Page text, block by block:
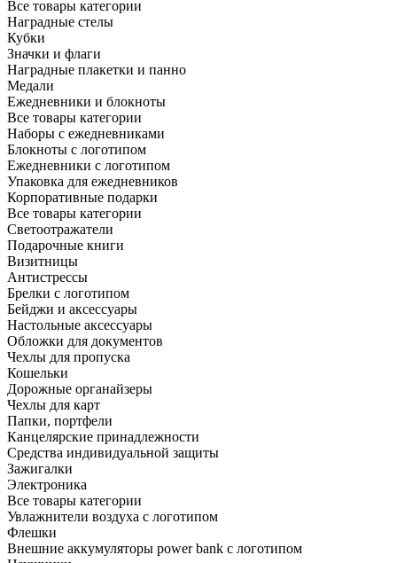
Все товары категории
Наградные стелы
Кубки
Значки и флаги
Наградные плакетки и панно
Медали
Ежедневники и блокноты
Все товары категории
Наборы с ежедневниками
Блокноты с логотипом
Ежедневники с логотипом
Упаковка для ежедневников
Корпоративные подарки
Все товары категории
Светоотражатели
Подарочные книги
Визитницы
Антистрессы
Брелки с логотипом
Бейджи и аксессуары
Настольные аксессуары
Обложки для документов
Чехлы для пропуска
Кошельки
Дорожные органайзеры
Чехлы для карт
Папки, портфели
Канцелярские принадлежности
Средства индивидуальной защиты
Зажигалки
Электроника
Все товары категории
Увлажнители воздуха с логотипом
Флешки
Внешние аккумуляторы power bank с логотипом